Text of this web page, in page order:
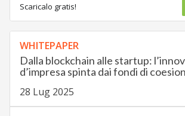
Scaricalo gratis!
WHITEPAPER
Dalla blockchain alle startup:
d’impresa spinta dai fondi di
28 Lug 2025